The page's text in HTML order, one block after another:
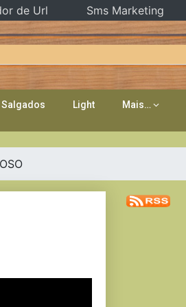
Salgados Light Mais…
de Url Sms Marketing